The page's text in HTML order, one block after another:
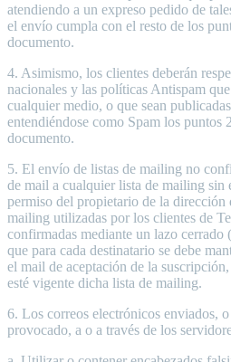
atendiendo a un expreso pedido de
el envío cumpla con el resto de los
documento.
4. Asimismo, los clientes deberán
nacionales y las políticas Antispam
cualquier medio, o que sean
entendiéndose como Spam los puntos
documento.
5. El envío de listas de mailing no
de mail a cualquier lista de mailing sin
permiso del propietario de la dirección
mailing utilizadas por los clientes de
confirmadas mediante un lazo
que para cada destinatario se debe
el mail de aceptación de la
esté vigente dicha lista de mailing.
6. Los correos electrónicos enviados,
provocado, a o a través de los